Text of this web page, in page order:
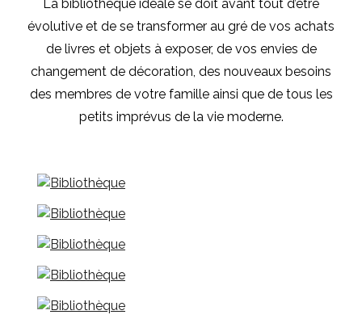
La bibliothèque idéale se doit avant tout d’être
évolutive et de se transformer au gré de vos achats
de livres et objets à exposer, de vos envies de
changement de décoration, des nouveaux besoins
des membres de votre famille ainsi que de tous les
petits imprévus de la vie moderne.